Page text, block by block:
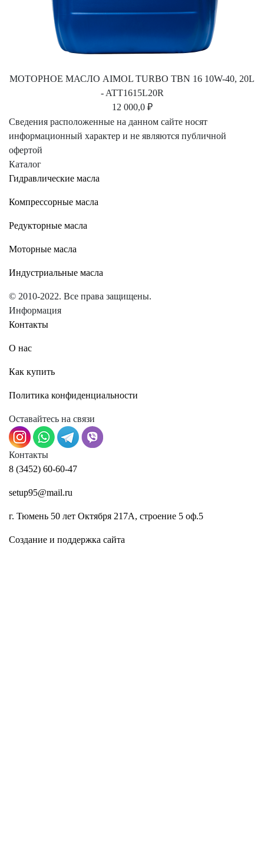
МОТОРНОЕ МАСЛО AIMOL TURBO TBN 16 10W-40, 20L
- ATT1615L20R
12 000,0 ₽
Сведения расположенные на данном сайте носят
информационный характер и не являются публичной
офертой
Каталог
Гидравлические масла
Компрессорные масла
Редукторные масла
Моторные масла
Индустриальные масла
© 2010-2022. Все права защищены.
Информация
Контакты
О нас
Как купить
Политика конфиденциальности
Оставайтесь на связи
Контакты
8 (3452) 60-60-47
setup95@mail.ru
г. Тюмень 50 лет Октября 217А, строение 5 оф.5
Создание и поддержка сайта